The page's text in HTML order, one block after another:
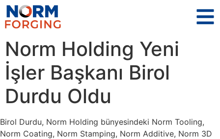
Norm Holding Yeni
İşler Başkanı Birol
Durdu Oldu
Birol Durdu, Norm Holding bünyesindeki Norm Tooling,
Norm Coating, Norm Stamping, Norm Additive, Norm 3D